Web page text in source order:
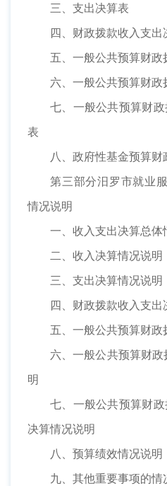
三、支出决算表
四、财政拨款收入支出
五、一般公共预算财政
六、一般公共预算财
七、一般公共预算财
表
八、政府性基金预算
第三部分汨罗市就业
情况说明
一、收入支出决算总体
二、收入决算情况说明
三、支出决算情况说明
四、财政拨款收入支
五、一般公共预算财
六、一般公共预算财
明
七、一般公共预算财
决算情况说明
八、预算绩效情况说明
九、其他重要事项的情